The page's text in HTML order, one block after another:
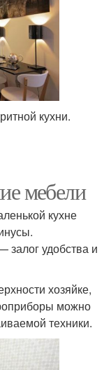
кухни.
мебели
кухне
удобства и
хозяйке,
можно
техники.